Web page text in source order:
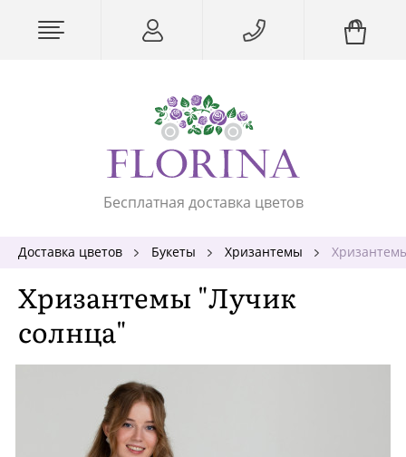
Бесплатная доставка цветов
Доставка цветов Букеты Хризантемы
Хризантемы "Лучик
солнца"